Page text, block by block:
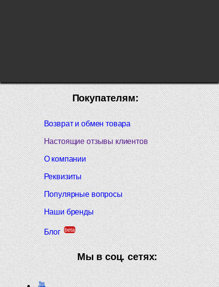
Покупателям:
Возврат и обмен товара
Настоящие отзывы клиентов
О компании
Реквизиты
Популярные вопросы
Наши бренды
Блог beta
Мы в соц. сетях: